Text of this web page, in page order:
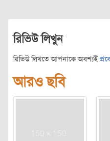
রিভিউ লিখুন
রিভিউ লিখতে আপনাকে অবশ্যই
আরও ছবি